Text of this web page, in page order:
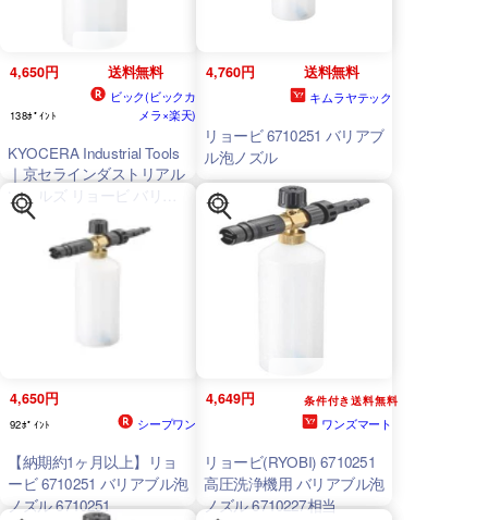
4,650円 送料無料
138ﾎﾟｲﾝﾄ
ビック(ビックカ
メラ×楽天)
KYOCERA Industrial Tools
｜京セラインダストリアル
ツールズ リョービ バリア
ブル泡ノズル
6710251[6710251]
4,760円 送料無料
キムラヤテック
リョービ 6710251 バリアブ
ル泡ノズル
4,650円
92ﾎﾟｲﾝﾄ シープワン
【納期約1ヶ月以上】リョ
ービ 6710251 バリアブル泡
ノズル 6710251
4,649円 条件付き送料無料
ワンズマート
リョービ(RYOBI) 6710251
高圧洗浄機用 バリアブル泡
ノズル 6710227相当